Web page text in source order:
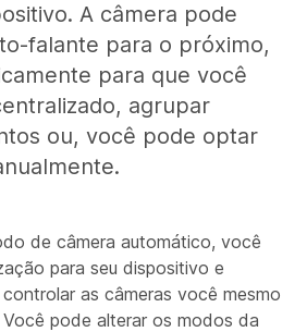
A câmera pode
falante para o próximo,
para que você
agrupar
ou, você pode optar
de câmera automático, você
para seu dispositivo e
as câmeras você mesmo
pode alterar os modos da